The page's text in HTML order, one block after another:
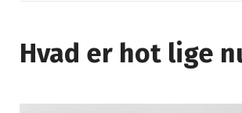
Hvad er hot lige